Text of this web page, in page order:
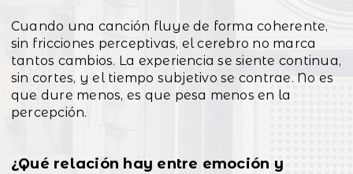
Cuando una canción fluye de forma coherente,
sin fricciones perceptivas, el cerebro no marca
tantos cambios. La experiencia se siente continua,
sin cortes, y el tiempo subjetivo se contrae. No es
que dure menos, es que pesa menos en la
percepción.
¿Qué relación hay entre emoción y